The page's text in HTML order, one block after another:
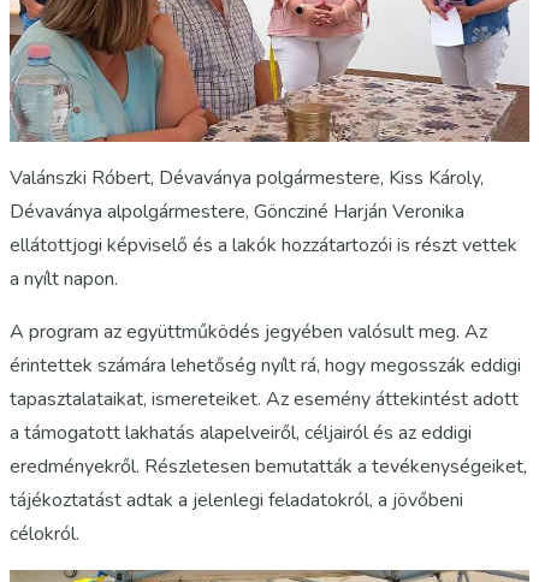
Valánszki Róbert, Dévaványa polgármestere, Kiss Károly,
Dévaványa alpolgármestere, Göncziné Harján Veronika
ellátottjogi képviselő és a lakók hozzátartozói is részt vettek
a nyílt napon.
A program az együttműködés jegyében valósult meg. Az
érintettek számára lehetőség nyílt rá, hogy megosszák eddigi
tapasztalataikat, ismereteiket. Az esemény áttekintést adott
a támogatott lakhatás alapelveiről, céljairól és az eddigi
eredményekről. Részletesen bemutatták a tevékenységeiket,
tájékoztatást adtak a jelenlegi feladatokról, a jövőbeni
célokról.